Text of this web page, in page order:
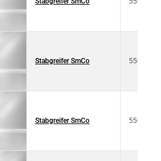
Stabgreifer SmCo 550 4011
Stabgreifer SmCo 550 4011